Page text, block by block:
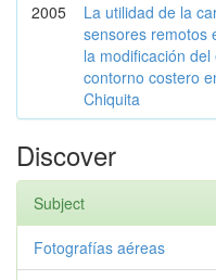
2005
La utilidad de la
sensores remotos
la modificación
contorno costero
Chiquita
Discover
Subject
Fotografías aéreas